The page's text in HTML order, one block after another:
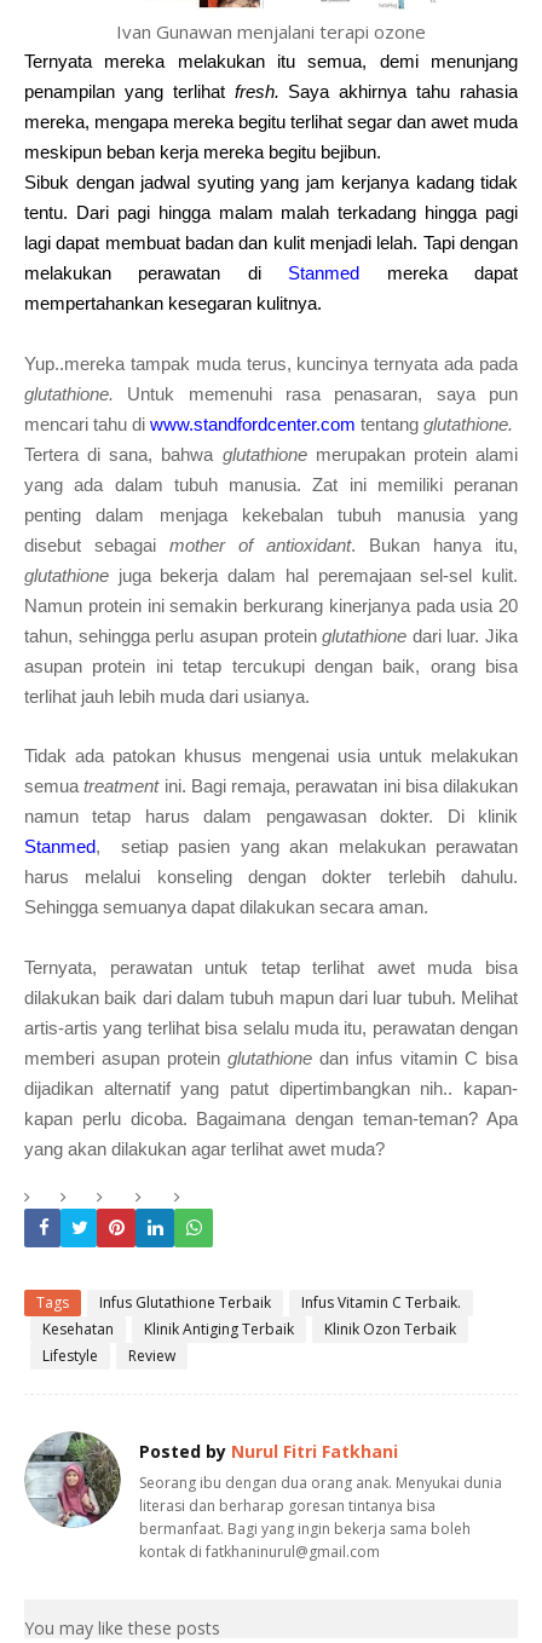
Ivan Gunawan menjalani terapi ozone
Ternyata mereka melakukan itu semua, demi menunjang
penampilan yang terlihat fresh. Saya akhirnya tahu rahasia
mereka, mengapa mereka begitu terlihat segar dan awet muda
meskipun beban kerja mereka begitu bejibun.
Sibuk dengan jadwal syuting yang jam kerjanya kadang tidak
tentu. Dari pagi hingga malam malah terkadang hingga pagi
lagi dapat membuat badan dan kulit menjadi lelah. Tapi dengan
melakukan perawatan di Stanmed mereka dapat
mempertahankan kesegaran kulitnya.
Yup..mereka tampak muda terus, kuncinya ternyata ada pada
glutathione. Untuk memenuhi rasa penasaran, saya pun
mencari tahu di www.standfordcenter.com tentang glutathione.
Tertera di sana, bahwa glutathionemerupakan protein alami
yang ada dalam tubuh manusia. Zat ini memiliki peranan
penting dalam menjaga kekebalan tubuh manusia yang
disebut sebagai mother of antioxidant. Bukan hanya itu,
glutathione juga bekerja dalam hal peremajaan sel-sel kulit.
Namun protein ini semakin berkurang kinerjanya pada usia 20
tahun, sehingga perlu asupan proteinglutathione dari luar. Jika
asupan protein ini tetap tercukupi dengan baik, orang bisa
terlihat jauh lebih muda dari usianya.
Tidak ada patokan khusus mengenai usia untuk melakukan
semuatreatmentini. Bagi remaja, perawatan ini bisa dilakukan
namun tetap harus dalam pengawasan dokter. Di klinik
Stanmed, setiap pasien yang akan melakukan perawatan
harus melalui konseling dengan dokter terlebih dahulu.
Sehingga semuanya dapat dilakukan secara aman.
Ternyata, perawatan untuk tetap terlihat awet muda bisa
dilakukan baik dari dalam tubuh mapun dari luar tubuh. Melihat
artis-artis yang terlihat bisa selalu muda itu, perawatan dengan
memberi asupan protein glutathione dan infus vitamin C bisa
dijadikan alternatif yang patut dipertimbangkan nih.. kapan-
kapan perlu dicoba. Bagaimana dengan teman-teman? Apa
yang akan dilakukan agar terlihat awet muda?
Tags Infus Glutathione Terbaik
Infus Vitamin C Terbaik.
Kesehatan
Klinik Antiging Terbaik
Klinik Ozon Terbaik
Lifestyle
Review
Posted by Nurul Fitri Fatkhani
Seorang ibu dengan dua orang anak. Menyukai dunia
literasi dan berharap goresan tintanya bisa
bermanfaat. Bagi yang ingin bekerja sama boleh
kontak di fatkhaninurul@gmail.com
You may like these posts